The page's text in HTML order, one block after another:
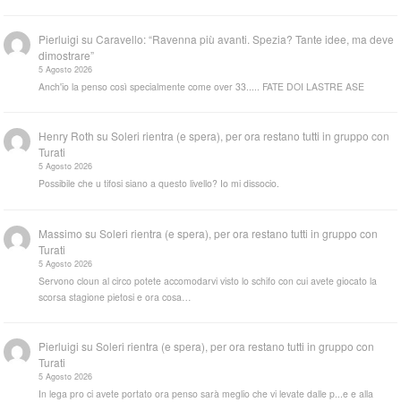
Pierluigi suCaravello: “Ravenna più avanti. Spezia? Tante idee, ma deve
dimostrare”
5 Agosto 2026
Anch'io la penso così specialmente come over 33..... FATE DOI LASTRE ASE
Henry Roth suSoleri rientra (e spera), per ora restano tutti in gruppo con
Turati
5 Agosto 2026
Possibile che u tifosi siano a questo livello? Io mi dissocio.
Massimo suSoleri rientra (e spera), per ora restano tutti in gruppo con
Turati
5 Agosto 2026
Servono cloun al circo potete accomodarvi visto lo schifo con cui avete giocato la
scorsa stagione pietosi e ora cosa…
Pierluigi suSoleri rientra (e spera), per ora restano tutti in gruppo con
Turati
5 Agosto 2026
In lega pro ci avete portato ora penso sarà meglio che vi levate dalle p...e e alla